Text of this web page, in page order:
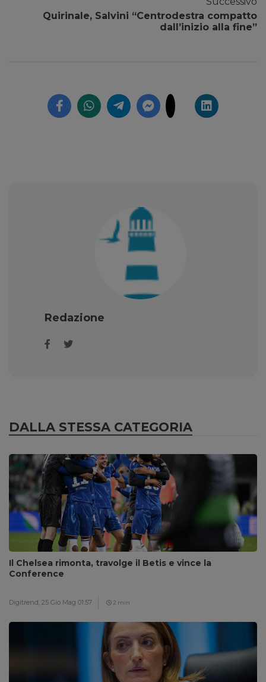
Quirinale, Salvini “Centrodestra compatto
dall’inizio alla fine”
Redazione
DALLA STESSA CATEGORIA
Il Chelsea rimonta, travolge il Betis e vince la
Conference
Digitrend, 25 Gio Mag 01:57 2 min